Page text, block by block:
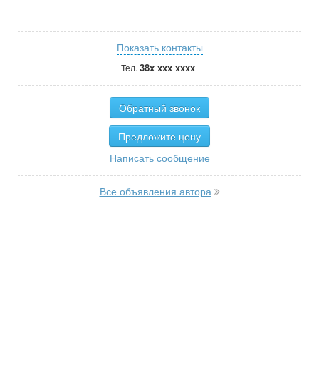
Показать контакты
Тел. 38x xxx xxxx
Обратный звонок
Предложите цену
Написать сообщение
Все объявления автора